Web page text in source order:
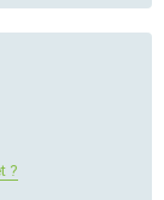
?